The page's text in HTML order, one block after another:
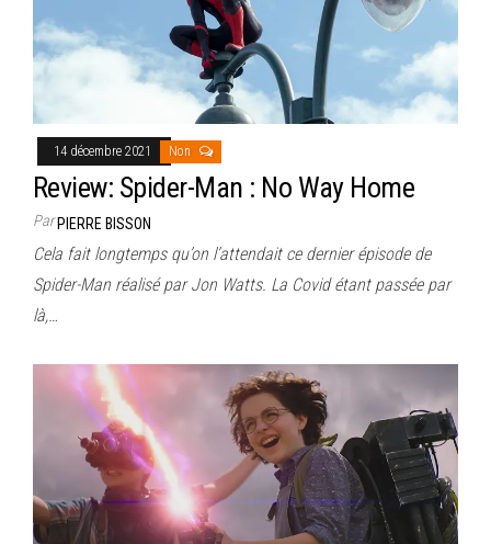
14 décembre 2021 Non
Review: Spider-Man : No Way Home
ParPIERRE BISSON
Cela fait longtemps qu’on l’attendait ce dernier épisode de
Spider-Man réalisé par Jon Watts. La Covid étant passée par
là,…